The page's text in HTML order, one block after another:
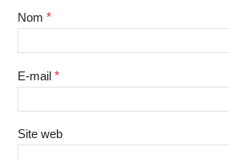
Nom *
E-mail *
Site web